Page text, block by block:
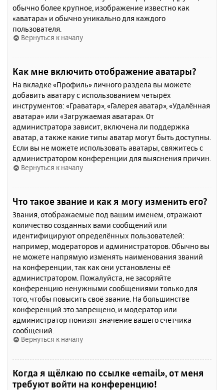
обычно более крупное, изображение известно как
«аватара» и обычно уникально для каждого
пользователя.
Вернуться к началу
Как мне включить отображение аватары?
На вкладке «Профиль» личного раздела вы можете
добавить аватару с использованием четырёх
инструментов: «Граватар», «Галерея аватар», «Удалённая
аватара» или «Загружаемая аватара». От
администратора зависит, включена ли поддержка
аватар, а также какие типы аватар могут быть доступны.
Если вы не можете использовать аватары, свяжитесь с
администратором конференции для выяснения причин.
Вернуться к началу
Что такое звание и как я могу изменить его?
Звания, отображаемые под вашим именем, отражают
количество созданных вами сообщений или
идентифицируют определённых пользователей:
например, модераторов и администраторов. Обычно вы
не можете напрямую изменять наименования званий
на конференции, так как они установлены её
администратором. Пожалуйста, не засоряйте
конференцию ненужными сообщениями только для
того, чтобы повысить своё звание. На большинстве
конференций это запрещено, и модератор или
администратор понизят значение вашего счётчика
сообщений.
Вернуться к началу
Когда я щёлкаю по ссылке «email», от меня
требуют войти на конференцию!